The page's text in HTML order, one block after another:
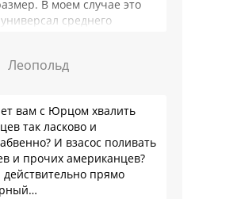
В моем случае это
универсал среднего
что она меня
довезет и …
Леопольд
вам с Юрцом хвалить
так ласково и
И взасос поливать
и прочих американцев?
действительно прямо